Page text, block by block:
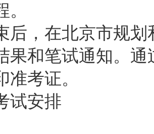
后，在北京市规
果和笔试通知。
准考证。
试安排